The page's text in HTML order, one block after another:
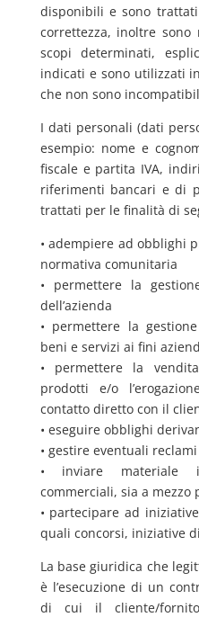
disponibili e sono
correttezza, inoltre
scopi determinati,
indicati e sono utilizzati
che non sono
I dati personali (dati
esempio: nome e
fiscale e partita IVA,
riferimenti bancari e di
trattati per le finalità di
• adempiere ad obblighi
normativa comunitaria
• permettere la
dell’azienda
• permettere la
beni e servizi ai fini
• permettere la
prodotti e/o
contatto diretto con il
• eseguire obblighi
• gestire eventuali
• inviare materiale
commerciali, sia a mezzo
• partecipare ad
quali concorsi, iniziative
La base giuridica che
è l’esecuzione di un
di cui il cliente/